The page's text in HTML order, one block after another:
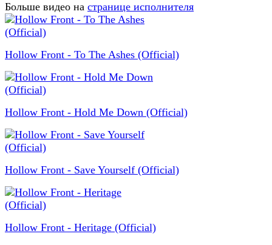
Больше видео на странице исполнителя
Hollow Front - To The Ashes (Official)
Hollow Front - Hold Me Down (Official)
Hollow Front - Save Yourself (Official)
Hollow Front - Heritage (Official)